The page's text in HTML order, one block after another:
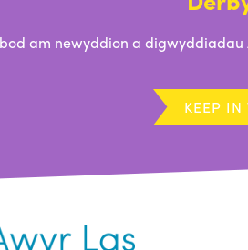
am newyddion a
KEEP